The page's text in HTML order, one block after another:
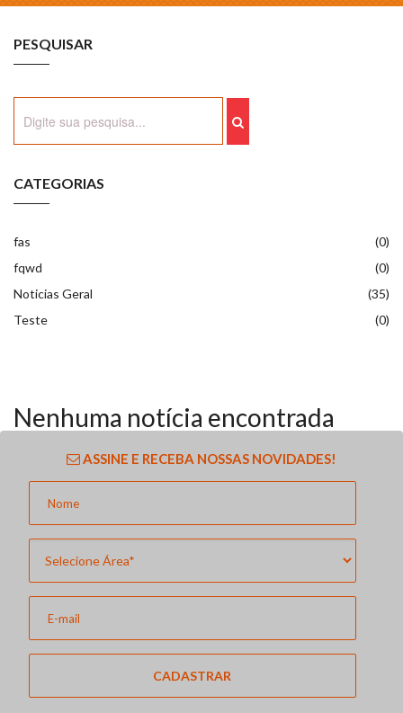
PESQUISAR
CATEGORIAS
fas
(0)
fqwd
(0)
Noticias Geral
(35)
Teste
(0)
Nenhuma notícia encontrada
ASSINE E RECEBA NOSSAS NOVIDADES!
CADASTRAR